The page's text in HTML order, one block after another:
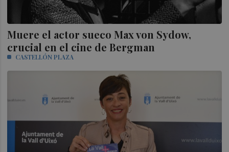
Muere el actor sueco Max von Sydow,
crucial en el cine de Bergman
CASTELLÓN PLAZA